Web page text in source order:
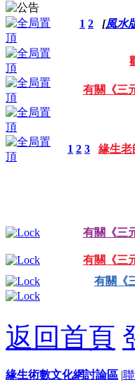
1 2 [風水
有關《三
1 2 3 緣生老
有關《三
有關《三
有關《
返回首頁
緣生術數文化網討論區 |